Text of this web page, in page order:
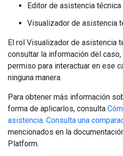
Editor de asistencia técnica
Visualizador de asistencia
El rol Visualizador de asistencia
consultar la información del
permiso para interactuar en ese
ninguna manera.
Para obtener más información
forma de aplicarlos, consulta
asistencia. Consulta una
mencionados en la
Platform.